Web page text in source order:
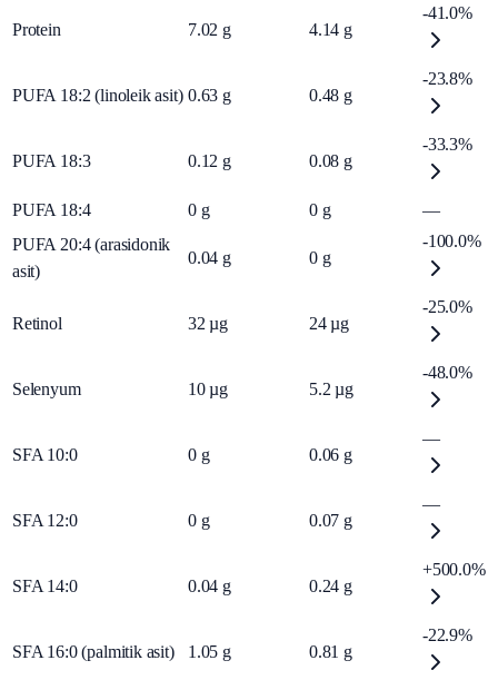
Protein 7.02 g 4.14 g
-41.0%
PUFA 18:2 (linoleik asit) 0.63 g 0.48 g
-23.8%
PUFA 18:3 0.12 g 0.08 g
-33.3%
PUFA 18:4 0 g 0 g
—
PUFA 20:4 (arasidonik
asit)
0.04 g 0 g
-100.0%
Retinol 32 µg 24 µg
-25.0%
Selenyum 10 µg 5.2 µg
-48.0%
SFA 10:0 0 g 0.06 g
—
SFA 12:0 0 g 0.07 g
—
SFA 14:0 0.04 g 0.24 g
+500.0%
SFA 16:0 (palmitik asit) 1.05 g 0.81 g
-22.9%